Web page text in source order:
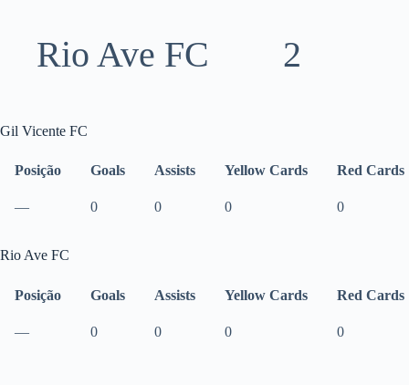
Rio Ave FC 2
Gil Vicente FC
Posição Goals Assists Yellow Cards Red Cards
— 0 0 0 0
Rio Ave FC
Posição Goals Assists Yellow Cards Red Cards
— 0 0 0 0